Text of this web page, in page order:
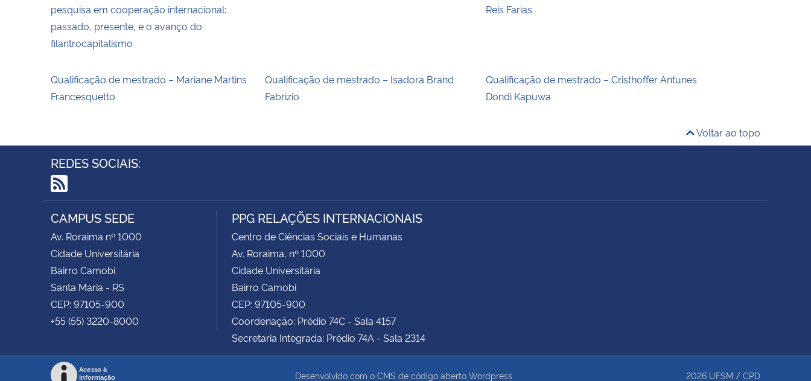
pesquisa em cooperação internacional:
passado, presente, e o avanço do
filantrocapitalismo
Reis Farias
Qualificação de mestrado – Mariane Martins
Francesquetto
Qualificação de mestrado – Isadora Brand
Fabrizio
Qualificação de mestrado – Cristhoffer Antunes
Dondi Kapuwa
Voltar ao topo
REDES SOCIAIS:
RSS
CAMPUS SEDE
Av. Roraima nº 1000
Cidade Universitária
Bairro Camobi
Santa Maria - RS
CEP: 97105-900
+55 (55) 3220-8000
PPG RELAÇÕES INTERNACIONAIS
Centro de Ciências Sociais e Humanas
Av. Roraima, nº 1000
Cidade Universitária
Bairro Camobi
CEP: 97105-900
Coordenação: Prédio 74C - Sala 4157
Secretaria Integrada: Prédio 74A - Sala 2314
Acesso à
Informação
Desenvolvido com o CMS de código aberto Wordpress 2026 UFSM / CPD